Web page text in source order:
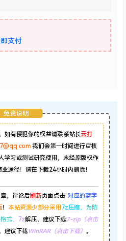
支付
免责说明
如有侵犯你的权益请联系站长云打
我们会第一时间进行审核
学习或测试研究使用，未经原版权作
途径！请在下载24小时内删除！
，评论后刷新页面点击“对应的蓝字
！ 本站资源少部分采用 7z压缩，
为防
式 ，7z解压，建议下载 7-zip（点击
建议下载 WinRAR（点击下载） 。